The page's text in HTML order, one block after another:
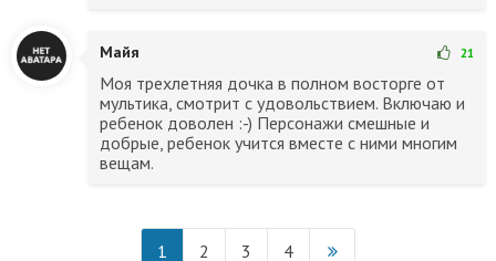
Майя 21
Моя трехлетняя дочка в полном восторге от
мультика, смотрит с удовольствием. Включаю и
ребенок доволен :-) Персонажи смешные и
добрые, ребенок учится вместе с ними многим
вещам.
1 2 3 4